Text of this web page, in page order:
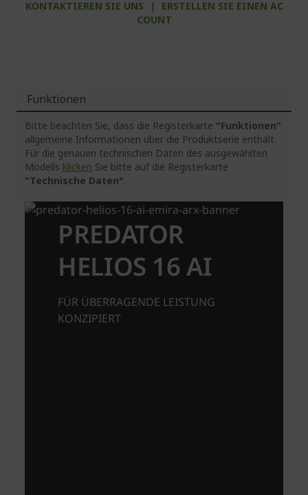
KONTAKTIEREN SIE UNS |
ERSTELLEN SIE EINEN AC
COUNT
Funktionen
Bitte beachten Sie, dass die Registerkarte "Funktionen"
allgemeine Informationen über die Produktserie enthält.
Für die genauen technischen Daten des ausgewählten
Modells klicken Sie bitte auf die Registerkarte
"Technische Daten".